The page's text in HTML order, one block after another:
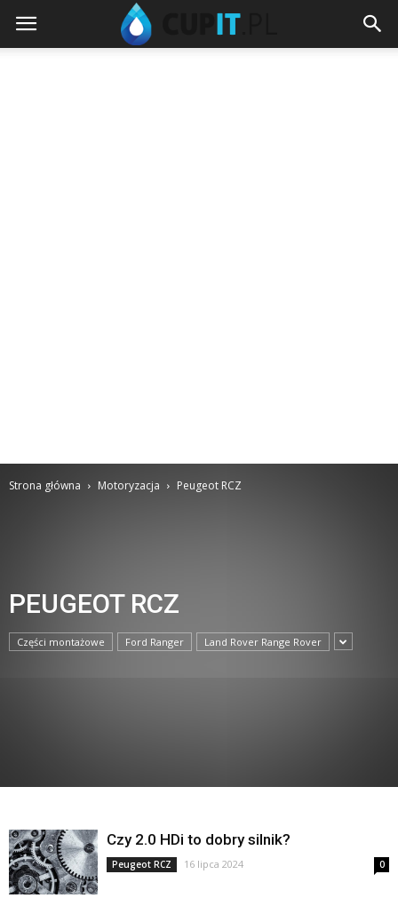
Strona główna Motoryzacja Peugeot RCZ
PEUGEOT RCZ
Części montażowe Ford Ranger Land Rover Range Rover
Czy 2.0 HDi to dobry silnik?
Peugeot RCZ 16 lipca 2024 0